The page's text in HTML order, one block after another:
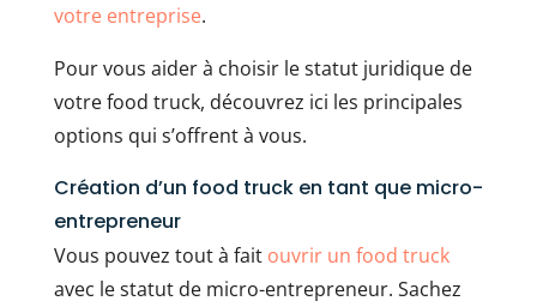
votre entreprise.
Pour vous aider à choisir le statut juridique de
votre food truck, découvrez ici les principales
options qui s’offrent à vous.
Création d’un food truck en tant que micro-
entrepreneur
Vous pouvez tout à fait ouvrir un food truck
avec le statut de micro-entrepreneur. Sachez